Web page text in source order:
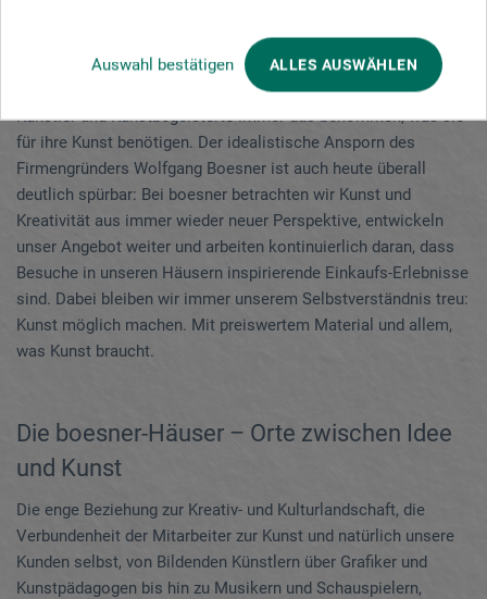
Auswahl bestätigen ALLES AUSWÄHLEN
Kunstbüchern. Mehr als 40 boesner-Niederlassungen in
Deutschland, der Schweiz, Österreich und Frankreich, ein
Versandservice sowie der Online-Shop sorgen dafür, dass
Künstler und Kunstbegeisterte immer das bekommen, was sie
für ihre Kunst benötigen. Der idealistische Ansporn des
Firmengründers Wolfgang Boesner ist auch heute überall
deutlich spürbar: Bei boesner betrachten wir Kunst und
Kreativität aus immer wieder neuer Perspektive, entwickeln
unser Angebot weiter und arbeiten kontinuierlich daran, dass
Besuche in unseren Häusern inspirierende Einkaufs-Erlebnisse
sind. Dabei bleiben wir immer unserem Selbstverständnis treu:
Kunst möglich machen. Mit preiswertem Material und allem,
was Kunst braucht.
Die boesner-Häuser – Orte zwischen Idee
und Kunst
Die enge Beziehung zur Kreativ- und Kulturlandschaft, die
Verbundenheit der Mitarbeiter zur Kunst und natürlich unsere
Kunden selbst, von Bildenden Künstlern über Grafiker und
Kunstpädagogen bis hin zu Musikern und Schauspielern,